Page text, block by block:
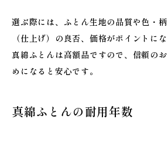
選ぶ際には、ふとん生地の品質や色・
（仕上げ）の良否、価格がポイントにな
真綿ふとんは高額品ですので、信頼の
めになると安心です。
真綿ふとんの耐用年数